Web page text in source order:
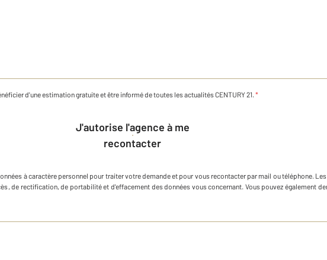
d'une estimation gratuite et être informé de toutes les actualités CENTURY 21. *
J'autorise l'agence à me
recontacter
à caractère personnel pour traiter votre demande et pour vous recontacter par mail ou téléphone.
de rectification, de portabilité et d'effacement des données vous concernant. Vous pouvez également